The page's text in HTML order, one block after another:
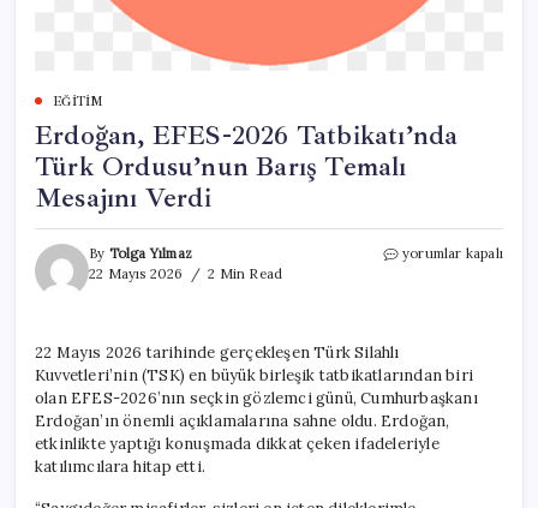
EĞITIM
Erdoğan, EFES-2026 Tatbikatı’nda
Türk Ordusu’nun Barış Temalı
Mesajını Verdi
By Tolga Yılmaz
22 Mayıs 2026
2 Min Read
Erdoğan,
Barış
Temalı
Mesajını
Verdi
için
yorumlar kapalı
22 Mayıs 2026 tarihinde gerçekleşen Türk Silahlı
Kuvvetleri’nin (TSK) en büyük birleşik tatbikatlarından biri
olan EFES-2026’nın seçkin gözlemci günü, Cumhurbaşkanı
Erdoğan’ın önemli açıklamalarına sahne oldu. Erdoğan,
etkinlikte yaptığı konuşmada dikkat çeken ifadeleriyle
katılımcılara hitap etti.